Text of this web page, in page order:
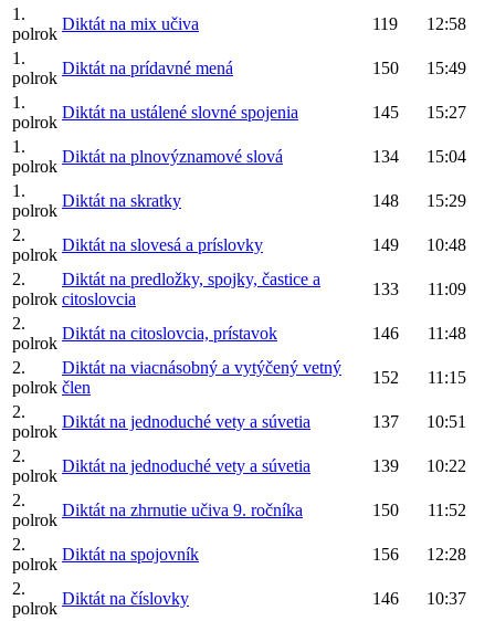
1.
polrok
Diktát na mix učiva 119
12:58
1.
polrok
Diktát na prídavné mená 150
15:49
1.
polrok
Diktát na ustálené slovné spojenia 145
15:27
1.
polrok
Diktát na plnovýznamové slová 134
15:04
1.
polrok
Diktát na skratky 148
15:29
2.
polrok
Diktát na slovesá a príslovky 149
10:48
2.
polrok
Diktát na predložky, spojky, častice a
citoslovcia
133
11:09
2.
polrok
Diktát na citoslovcia, prístavok 146
11:48
2.
polrok
Diktát na viacnásobný a vytýčený vetný
člen
152
11:15
2.
polrok
Diktát na jednoduché vety a súvetia 137
10:51
2.
polrok
Diktát na jednoduché vety a súvetia 139
10:22
2.
polrok
Diktát na zhrnutie učiva 9. ročníka 150
11:52
2.
polrok
Diktát na spojovník 156
12:28
2.
polrok
Diktát na číslovky 146
10:37